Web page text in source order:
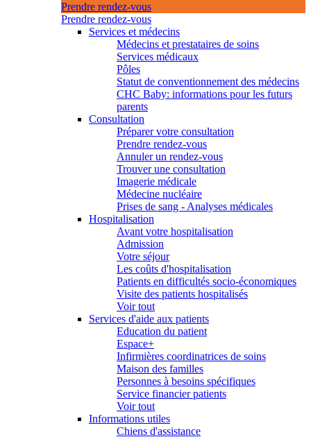
Prendre rendez-vous
Prendre rendez-vous
Services et médecins
Médecins et prestataires de soins
Services médicaux
Pôles
Statut de conventionnement des médecins
CHC Baby: informations pour les futurs
parents
Consultation
Préparer votre consultation
Prendre rendez-vous
Annuler un rendez-vous
Trouver une consultation
Imagerie médicale
Médecine nucléaire
Prises de sang - Analyses médicales
Hospitalisation
Avant votre hospitalisation
Admission
Votre séjour
Les coûts d'hospitalisation
Patients en difficultés socio-économiques
Visite des patients hospitalisés
Voir tout
Services d'aide aux patients
Education du patient
Espace+
Infirmières coordinatrices de soins
Maison des familles
Personnes à besoins spécifiques
Service financier patients
Voir tout
Informations utiles
Chiens d'assistance